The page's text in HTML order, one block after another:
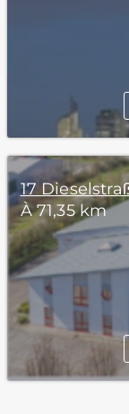
17
À 71,35 km